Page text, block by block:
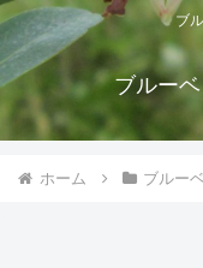
ブ
ブルー
ホーム ブルー